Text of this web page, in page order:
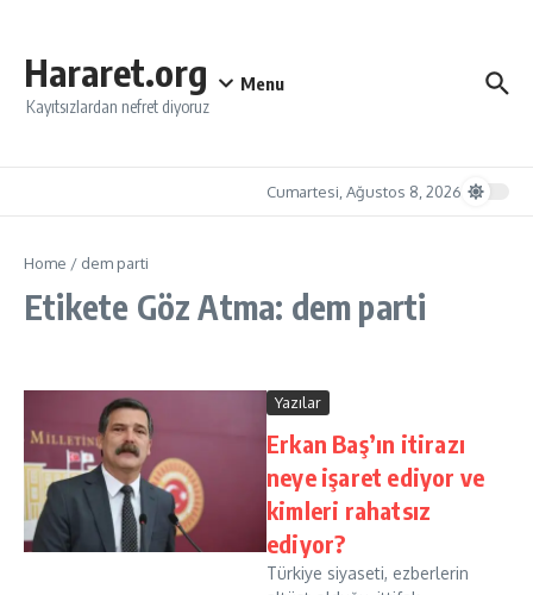
Hararet.org
Kayıtsızlardan nefret diyoruz
Menu
Cumartesi, Ağustos 8, 2026
Home / dem parti
Etikete Göz Atma: dem parti
Yazılar
Erkan Baş’ın itirazı
neye işaret ediyor ve
kimleri rahatsız
ediyor?
Türkiye siyaseti, ezberlerin